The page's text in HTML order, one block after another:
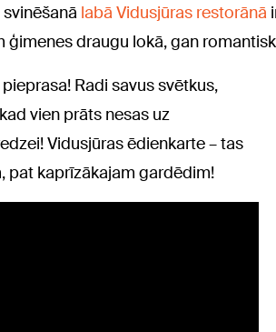
labā Vidusjūras restorānā
draugu lokā, gan
Radi savus svētkus,
vien prāts nesas uz
Vidusjūras ēdienkarte – tas
pat kaprīzākajam gardēdim!